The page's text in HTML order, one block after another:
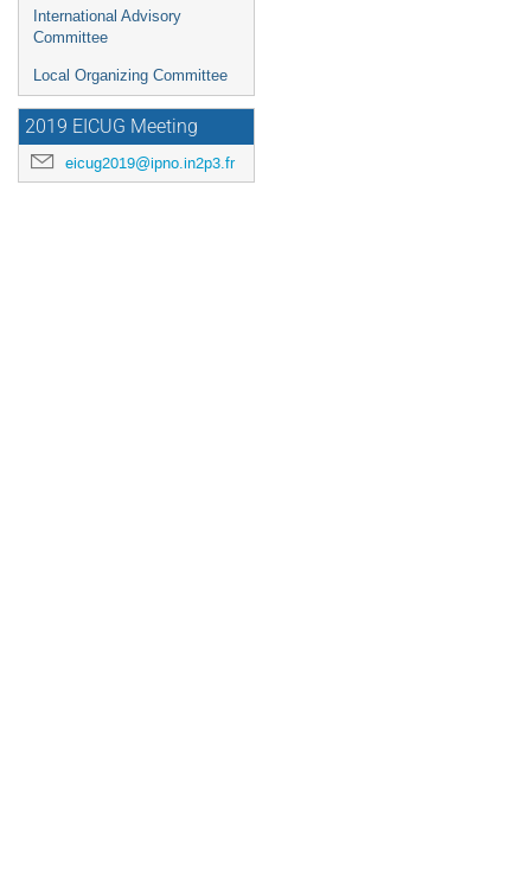
International Advisory
Committee
Local Organizing Committee
2019 EICUG Meeting
eicug2019@ipno.in2p3.fr